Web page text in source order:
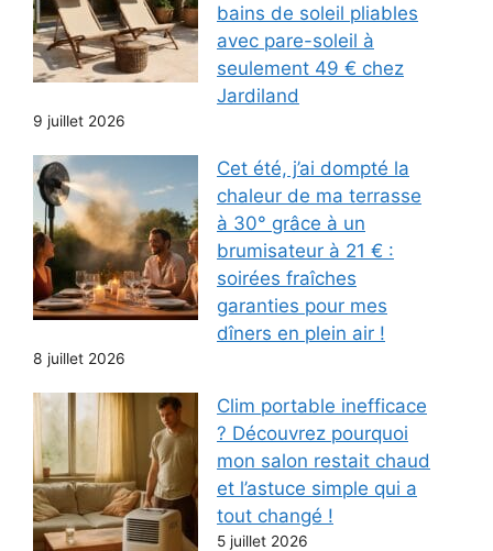
bains de soleil pliables
avec pare-soleil à
seulement 49 € chez
Jardiland
9 juillet 2026
Cet été, j’ai dompté la
chaleur de ma terrasse
à 30° grâce à un
brumisateur à 21 € :
soirées fraîches
garanties pour mes
dîners en plein air !
8 juillet 2026
Clim portable inefficace
? Découvrez pourquoi
mon salon restait chaud
et l’astuce simple qui a
tout changé !
5 juillet 2026